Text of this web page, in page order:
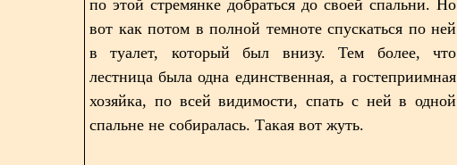
по этой стремянке добраться до своей спальни. Но
вот как потом в полной темноте спускаться по ней
в туалет, который был внизу. Тем более, что
лестница была одна единственная, а гостеприимная
хозяйка, по всей видимости, спать с ней в одной
спальне не собиралась. Такая вот жуть.